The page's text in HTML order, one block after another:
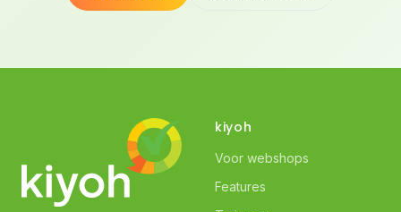
kiyoh
Voor webshops
Features